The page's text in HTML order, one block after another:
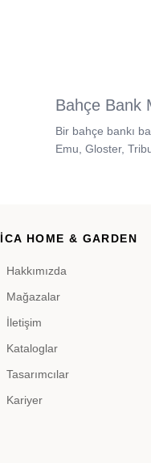
Bahçe Bank
Bir bahçe bankı
Emu, Gloster,
İCA HOME & GARDEN
Hakkımızda
Mağazalar
İletişim
Kataloglar
Tasarımcılar
Kariyer